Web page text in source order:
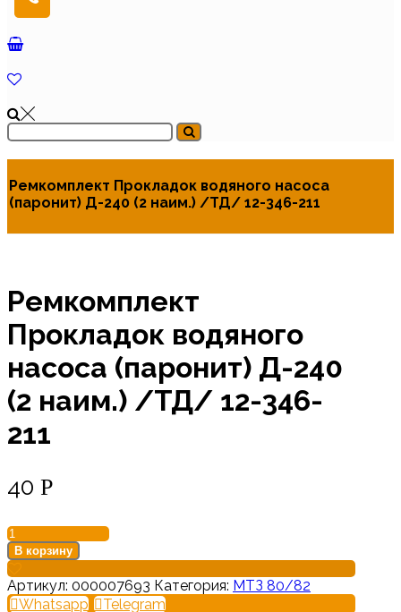
Ремкомплект Прокладок водяного насоса
(паронит) Д-240 (2 наим.) /ТД/ 12-346-211
Ремкомплект
Прокладок водяного
насоса (паронит) Д-240
(2 наим.) /ТД/ 12-346-
211
40 Р
Количество
товара
Ремкомплект
Прокладок
водяного
В корзину
Артикул: 000007693 Категория: МТЗ 80/82
Whatsapp
Telegram